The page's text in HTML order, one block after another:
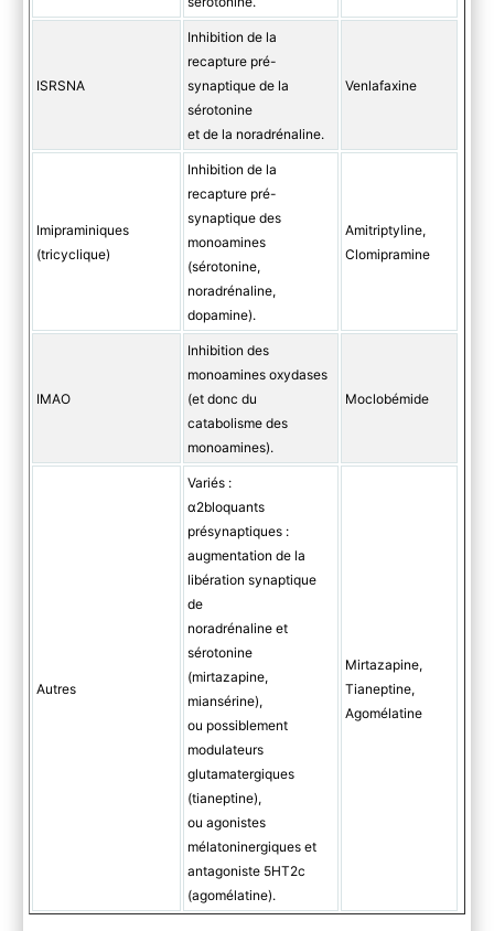
ISRSNA
Inhibition de la
recapture pré-
synaptique de la
sérotonine
et de la noradrénaline.
Venlafaxine
Imipraminiques
(tricyclique)
Inhibition de la
recapture pré-
synaptique des
monoamines
(sérotonine,
noradrénaline,
dopamine).
Amitriptyline,
Clomipramine
IMAO
Inhibition des
monoamines oxydases
(et donc du
catabolisme des
monoamines).
Moclobémide
Autres
Variés :
α2bloquants
présynaptiques :
augmentation de la
libération synaptique
de
noradrénaline et
sérotonine
(mirtazapine,
miansérine),
ou possiblement
modulateurs
glutamatergiques
(tianeptine),
ou agonistes
mélatoninergiques et
antagoniste 5HT2c
(agomélatine).
Mirtazapine,
Tianeptine,
Agomélatine